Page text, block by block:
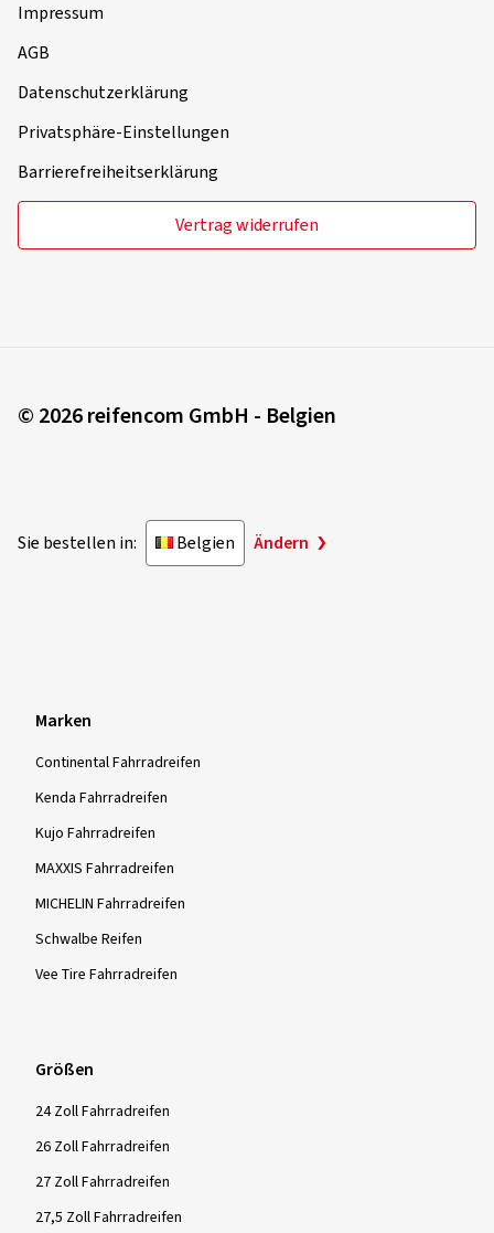
Impressum
AGB
Datenschutzerklärung
Privatsphäre-Einstellungen
Barrierefreiheitserklärung
Vertrag widerrufen
© 2026 reifencom GmbH - Belgien
Sie bestellen in: Belgien Ändern
Marken
Continental Fahrradreifen
Kenda Fahrradreifen
Kujo Fahrradreifen
MAXXIS Fahrradreifen
MICHELIN Fahrradreifen
Schwalbe Reifen
Vee Tire Fahrradreifen
Größen
24 Zoll Fahrradreifen
26 Zoll Fahrradreifen
27 Zoll Fahrradreifen
27,5 Zoll Fahrradreifen